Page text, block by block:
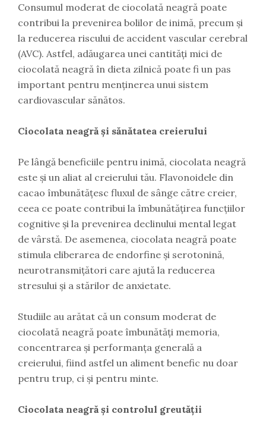
Consumul moderat de ciocolată neagră poate
contribui la prevenirea bolilor de inimă, precum și
la reducerea riscului de accident vascular cerebral
(AVC). Astfel, adăugarea unei cantități mici de
ciocolată neagră în dieta zilnică poate fi un pas
important pentru menținerea unui sistem
cardiovascular sănătos.
Ciocolata neagră și sănătatea creierului
Pe lângă beneficiile pentru inimă, ciocolata neagră
este și un aliat al creierului tău. Flavonoidele din
cacao îmbunătățesc fluxul de sânge către creier,
ceea ce poate contribui la îmbunătățirea funcțiilor
cognitive și la prevenirea declinului mental legat
de vârstă. De asemenea, ciocolata neagră poate
stimula eliberarea de endorfine și serotonină,
neurotransmițători care ajută la reducerea
stresului și a stărilor de anxietate.
Studiile au arătat că un consum moderat de
ciocolată neagră poate îmbunătăți memoria,
concentrarea și performanța generală a
creierului, fiind astfel un aliment benefic nu doar
pentru trup, ci și pentru minte.
Ciocolata neagră și controlul greutății